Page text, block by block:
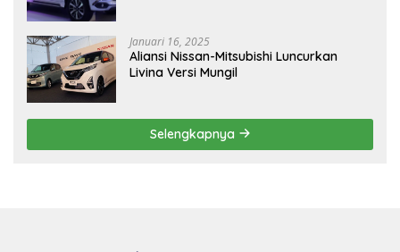
Januari 16, 2025
Aliansi Nissan-Mitsubishi Luncurkan
Livina Versi Mungil
Selengkapnya